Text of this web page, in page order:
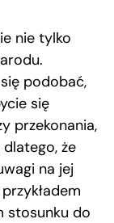
nie tylko
podobać,
się
przekonania,
dlatego, że
na jej
stosunku do